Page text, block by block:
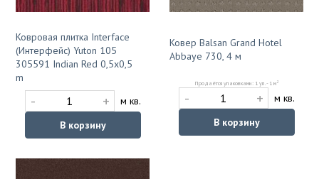
Ковровая плитка Interface
(Интерфейс) Yuton 105
305591 Indian Red 0,5х0,5
m
- +
м кв.
В корзину
Ковер Balsan Grand Hotel
Abbaye 730, 4 м
Продаётся упаковками: 1 уп. - 1 м2
- +
м кв.
В корзину